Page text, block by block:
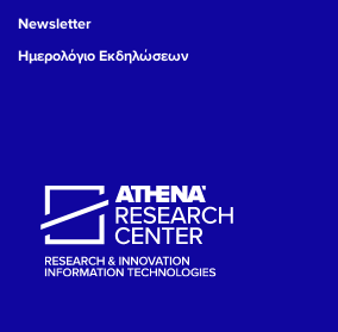
Newsletter
Ημερολόγιο Εκδηλώσεων